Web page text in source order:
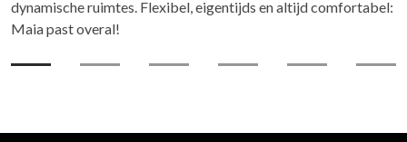
dynamische ruimtes. Flexibel, eigentijds en altijd comfortabel:
Maia past overal!